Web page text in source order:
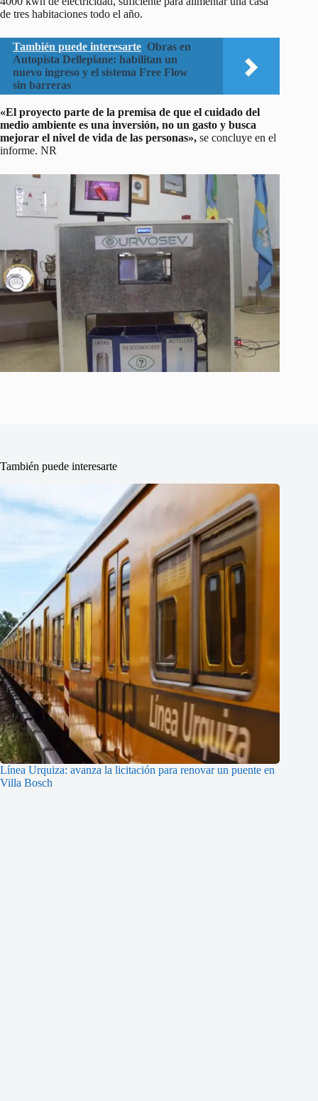
de tres habitaciones todo el año.
También puede interesarte Obras en
Autopista Dellepiane: habilitan un
nuevo ingreso y el sistema Free Flow
sin barreras
«El proyecto parte de la premisa de que el cuidado del
medio ambiente es una inversión, no un gasto y busca
mejorar el nivel de vida de las personas», se concluye en el
informe. NR
También puede interesarte
Línea Urquiza: avanza la licitación para renovar un puente en
Villa Bosch